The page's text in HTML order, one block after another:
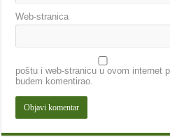
Web-stranica
poštu i web-stranicu u ovom internet
budem komentirao.